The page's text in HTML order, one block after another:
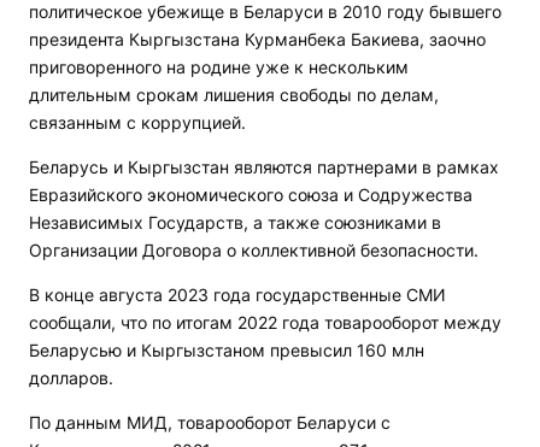
политическое убежище в Беларуси в 2010 году бывшего
президента Кыргызстана Курманбека Бакиева, заочно
приговоренного на родине уже к нескольким
длительным срокам лишения свободы по делам,
связанным с коррупцией.
Беларусь и Кыргызстан являются партнерами в рамках
Евразийского экономического союза и Содружества
Независимых Государств, а также союзниками в
Организации Договора о коллективной безопасности.
В конце августа 2023 года государственные СМИ
сообщали, что по итогам 2022 года товарооборот между
Беларусью и Кыргызстаном превысил 160 млн
долларов.
По данным МИД, товарооборот Беларуси с